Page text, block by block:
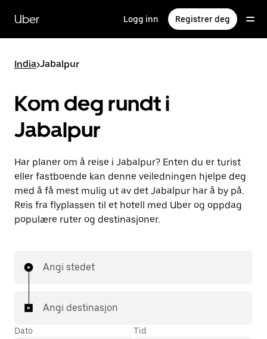
hovedinnholdet
Uber Logg inn Registrer deg
India>Jabalpur
Kom deg rundt i
Jabalpur
Har planer om å reise i Jabalpur? Enten du er turist
eller fastboende kan denne veiledningen hjelpe deg
med å få mest mulig ut av det Jabalpur har å by på.
Reis fra flyplassen til et hotell med Uber og oppdag
populære ruter og destinasjoner.
Angi stedet
Angi destinasjon
Dato Tid